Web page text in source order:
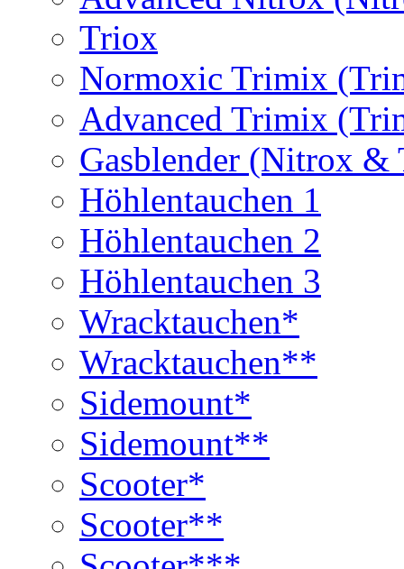
Triox
Normoxic Trimix
Advanced Trimix
Gasblender (Nitrox
Höhlentauchen 1
Höhlentauchen 2
Höhlentauchen 3
Wracktauchen*
Wracktauchen**
Sidemount*
Sidemount**
Scooter*
Scooter**